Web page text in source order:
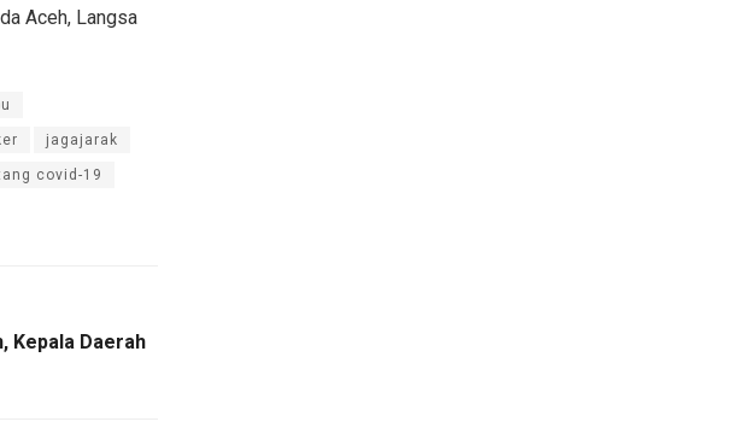
Aceh, Langsa
jagajarak
covid-19
Kepala Daerah